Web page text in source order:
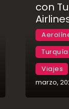
con
Turquía
Viajes
marzo,